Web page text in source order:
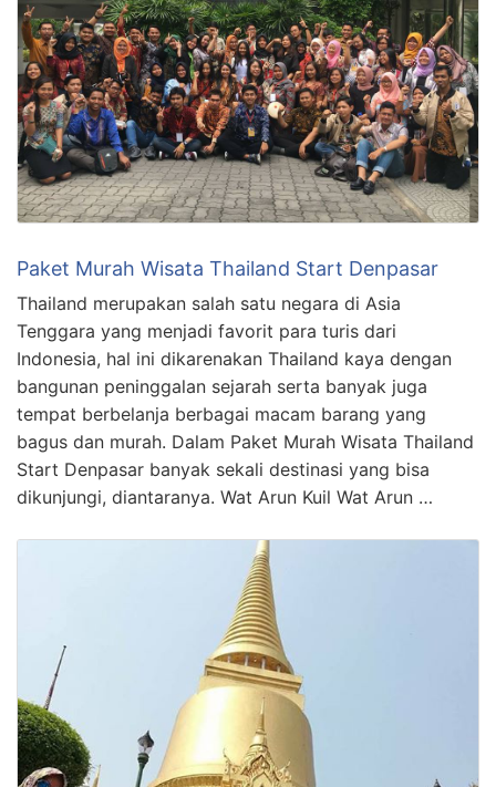
Paket Murah Wisata Thailand Start Denpasar
Thailand merupakan salah satu negara di Asia
Tenggara yang menjadi favorit para turis dari
Indonesia, hal ini dikarenakan Thailand kaya dengan
bangunan peninggalan sejarah serta banyak juga
tempat berbelanja berbagai macam barang yang
bagus dan murah. Dalam Paket Murah Wisata Thailand
Start Denpasar banyak sekali destinasi yang bisa
dikunjungi, diantaranya. Wat Arun Kuil Wat Arun …